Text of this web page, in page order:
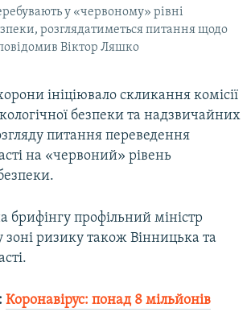
RL
у «червоному» рівні
розглядатиметься питання щодо
Віктор Ляшко
ініціювало скликання комісії
безпеки та надзвичайних
питання переведення
на «червоний» рівень
брифінгу профільний міністр
зоні ризику також Вінницька та
Коронавірус: понад 8 мільйонів